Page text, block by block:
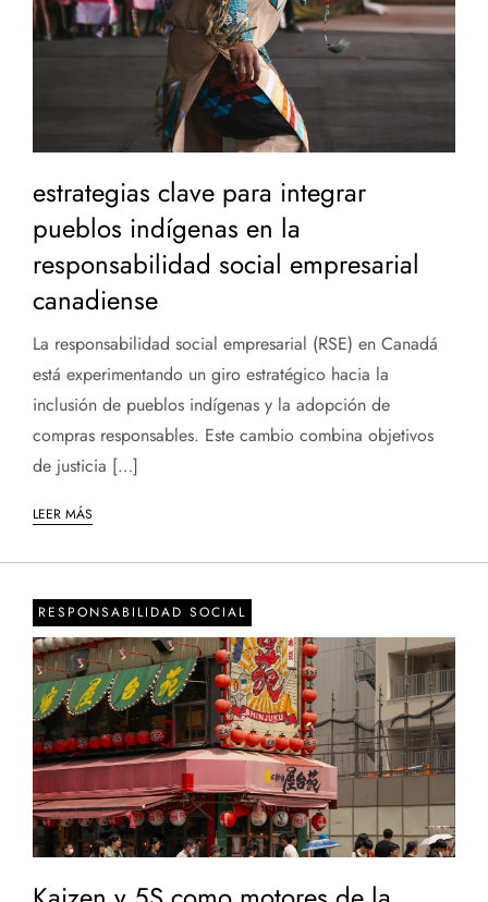
estrategias clave para integrar
pueblos indígenas en la
responsabilidad social empresarial
canadiense
La responsabilidad social empresarial (RSE) en Canadá
está experimentando un giro estratégico hacia la
inclusión de pueblos indígenas y la adopción de
compras responsables. Este cambio combina objetivos
de justicia […]
LEER MÁS
RESPONSABILIDAD SOCIAL